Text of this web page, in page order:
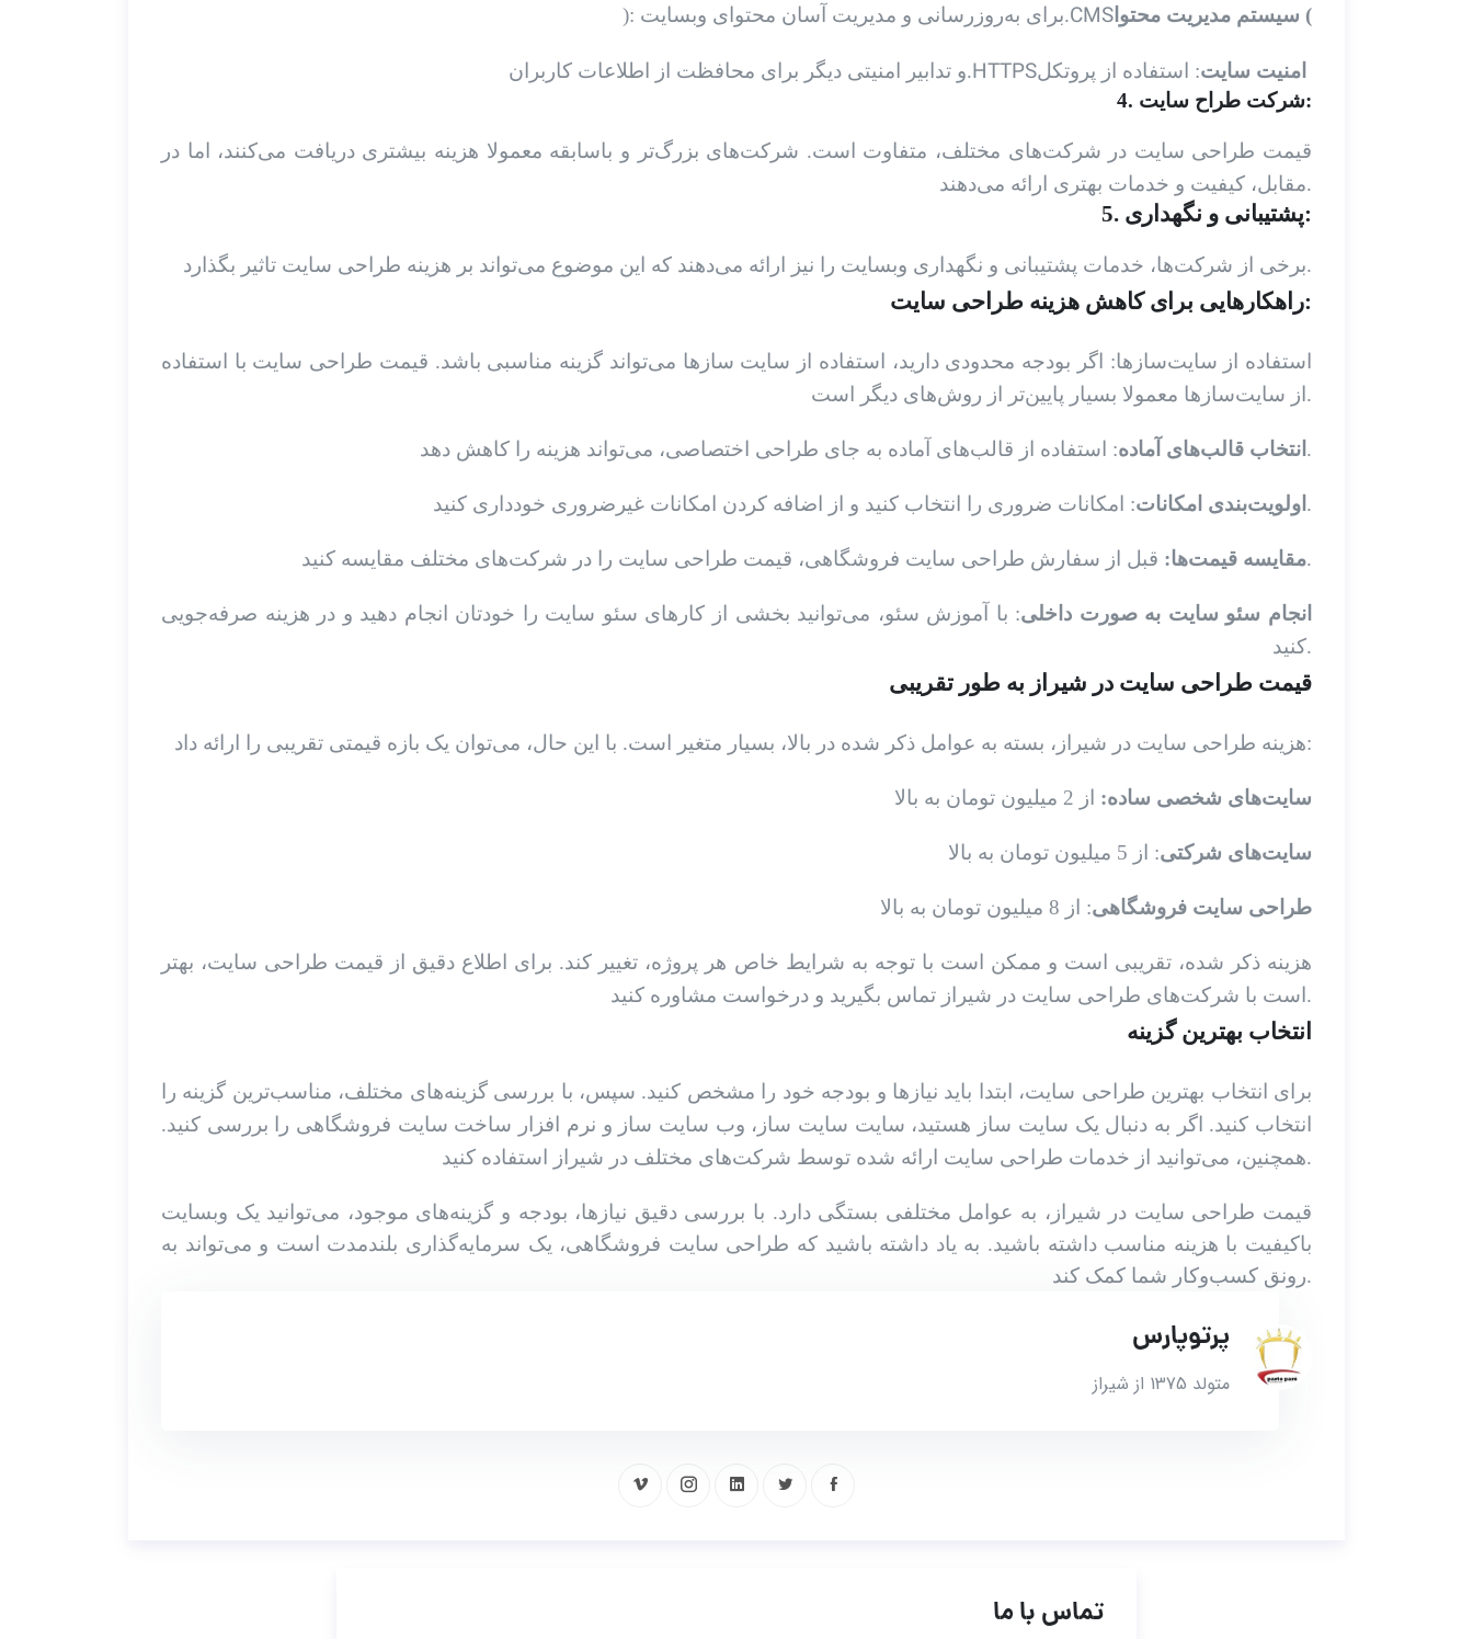
سیستم مدیریت محتوا ( CMS): برای به‌روزرسانی و مدیریت آسان محتوای وبسایت.
امنیت سایت HTTPSو تدابیر امنیتی دیگر برای محافظت از اطلاعات کاربران.
4. شرکت طراح سایت:
قیمت طراحی سایت در شرکت‌های مختلف، متفاوت است. شرکت‌های بزرگ‌تر و باسابقه معمولا هزینه بیشتری دریافت می‌کنند، اما در
مقابل، کیفیت و خدمات بهتری ارائه می‌دهند.
5. پشتیبانی و نگهداری:
برخی از شرکت‌ها، خدمات پشتیبانی و نگهداری وبسایت را نیز ارائه می‌دهند که این موضوع می‌تواند بر هزینه طراحی سایت تاثیر بگذارد.
راهکارهایی برای کاهش هزینه طراحی سایت:
استفاده از سایت‌سازها: اگر بودجه محدودی دارید، استفاده از سایت سازها می‌تواند گزینه مناسبی باشد. قیمت طراحی سایت با استفاده
از سایت‌سازها معمولا بسیار پایین‌تر از روش‌های دیگر است.
انتخاب قالب‌های آماده : استفاده از قالب‌های آماده به جای طراحی اختصاصی، می‌تواند هزینه را کاهش دهد.
اولویت‌بندی امکانات : امکانات ضروری را انتخاب کنید و از اضافه کردن امکانات غیرضروری خودداری کنید.
مقایسه قیمت‌ها:قبل از سفارش طراحی سایت فروشگاهی، قیمت طراحی سایت را در شرکت‌های مختلف مقایسه کنید.
انجام سئو سایت به صورت داخلی: با آموزش سئو، می‌توانید بخشی از کارهای سئو سایت را خودتان انجام دهید و در هزینه صرفه‌جویی
کنید.
قیمت طراحی سایت در شیراز به طور تقریبی
هزینه طراحی سایت در شیراز، بسته به عوامل ذکر شده در بالا، بسیار متغیر است. با این حال، می‌توان یک بازه قیمتی تقریبی را ارائه داد:
سایت‌های شخصی ساده: از 2 میلیون تومان به بالا
سایت‌های شرکتی: از 5 میلیون تومان به بالا
طراحی سایت فروشگاهی: از 8 میلیون تومان به بالا
هزینه ذکر شده، تقریبی است و ممکن است با توجه به شرایط خاص هر پروژه، تغییر کند. برای اطلاع دقیق از قیمت طراحی سایت، بهتر
است با شرکت‌های طراحی سایت در شیراز تماس بگیرید و درخواست مشاوره کنید.
انتخاب بهترین گزینه
برای انتخاب بهترین طراحی سایت، ابتدا باید نیازها و بودجه خود را مشخص کنید. سپس، با بررسی گزینه‌های مختلف، مناسب‌ترین گزینه را
انتخاب کنید. اگر به دنبال یک سایت ساز هستید، سایت سایت ساز، وب سایت ساز و نرم افزار ساخت سایت فروشگاهی را بررسی کنید.
همچنین، می‌توانید از خدمات طراحی سایت ارائه شده توسط شرکت‌های مختلف در شیراز استفاده کنید.
قیمت طراحی سایت در شیراز، به عوامل مختلفی بستگی دارد. با بررسی دقیق نیازها، بودجه و گزینه‌های موجود، می‌توانید یک وبسایت
باکیفیت با هزینه مناسب داشته باشید. به یاد داشته باشید که طراحی سایت فروشگاهی، یک سرمایه‌گذاری بلندمدت است و می‌تواند به
رونق کسب‌وکار شما کمک کند.
پرتوپارس
متولد 1375 از شیراز
تماس با ما